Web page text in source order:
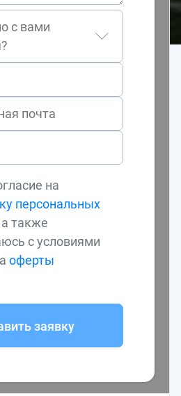
с вами
на
персональных
а также
с условиями
оферты
заявку